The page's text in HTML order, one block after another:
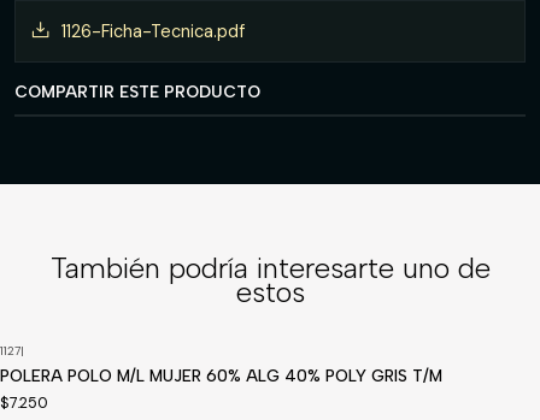
1126-Ficha-Tecnica.pdf
COMPARTIR ESTE PRODUCTO
También podría interesarte uno de
estos
1127|
POLERA POLO M/L MUJER 60% ALG 40% POLY GRIS T/M
$7.250